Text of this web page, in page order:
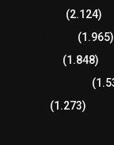
(2.124)
(1.965)
(1.848)
(1.273)